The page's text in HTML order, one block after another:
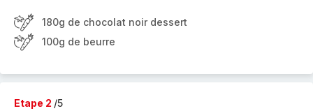
180g de chocolat noir dessert
100g de beurre
Etape 2 /5